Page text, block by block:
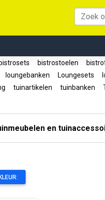
bistrosets bistrostoelen
loungebanken Loungesets
tuinartikelen tuinbanken
en
KLEUR: